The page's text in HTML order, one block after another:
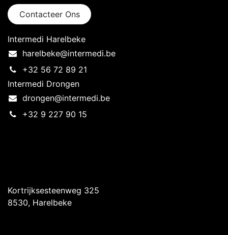
Contacteer Ons
Intermedi Harelbeke
harelbeke@intermedi.be
+32 56 72 89 21
Intermedi Drongen
drongen@intermedi.be
+32 9 227 90 15
Kortrijksesteenweg 325
8530, Harelbeke